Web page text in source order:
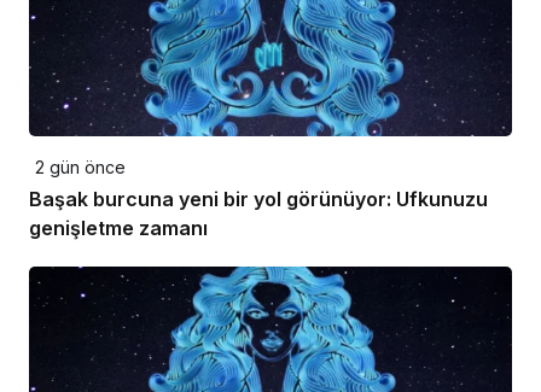
2 gün önce
Başak burcuna yeni bir yol görünüyor: Ufkunuzu
genişletme zamanı